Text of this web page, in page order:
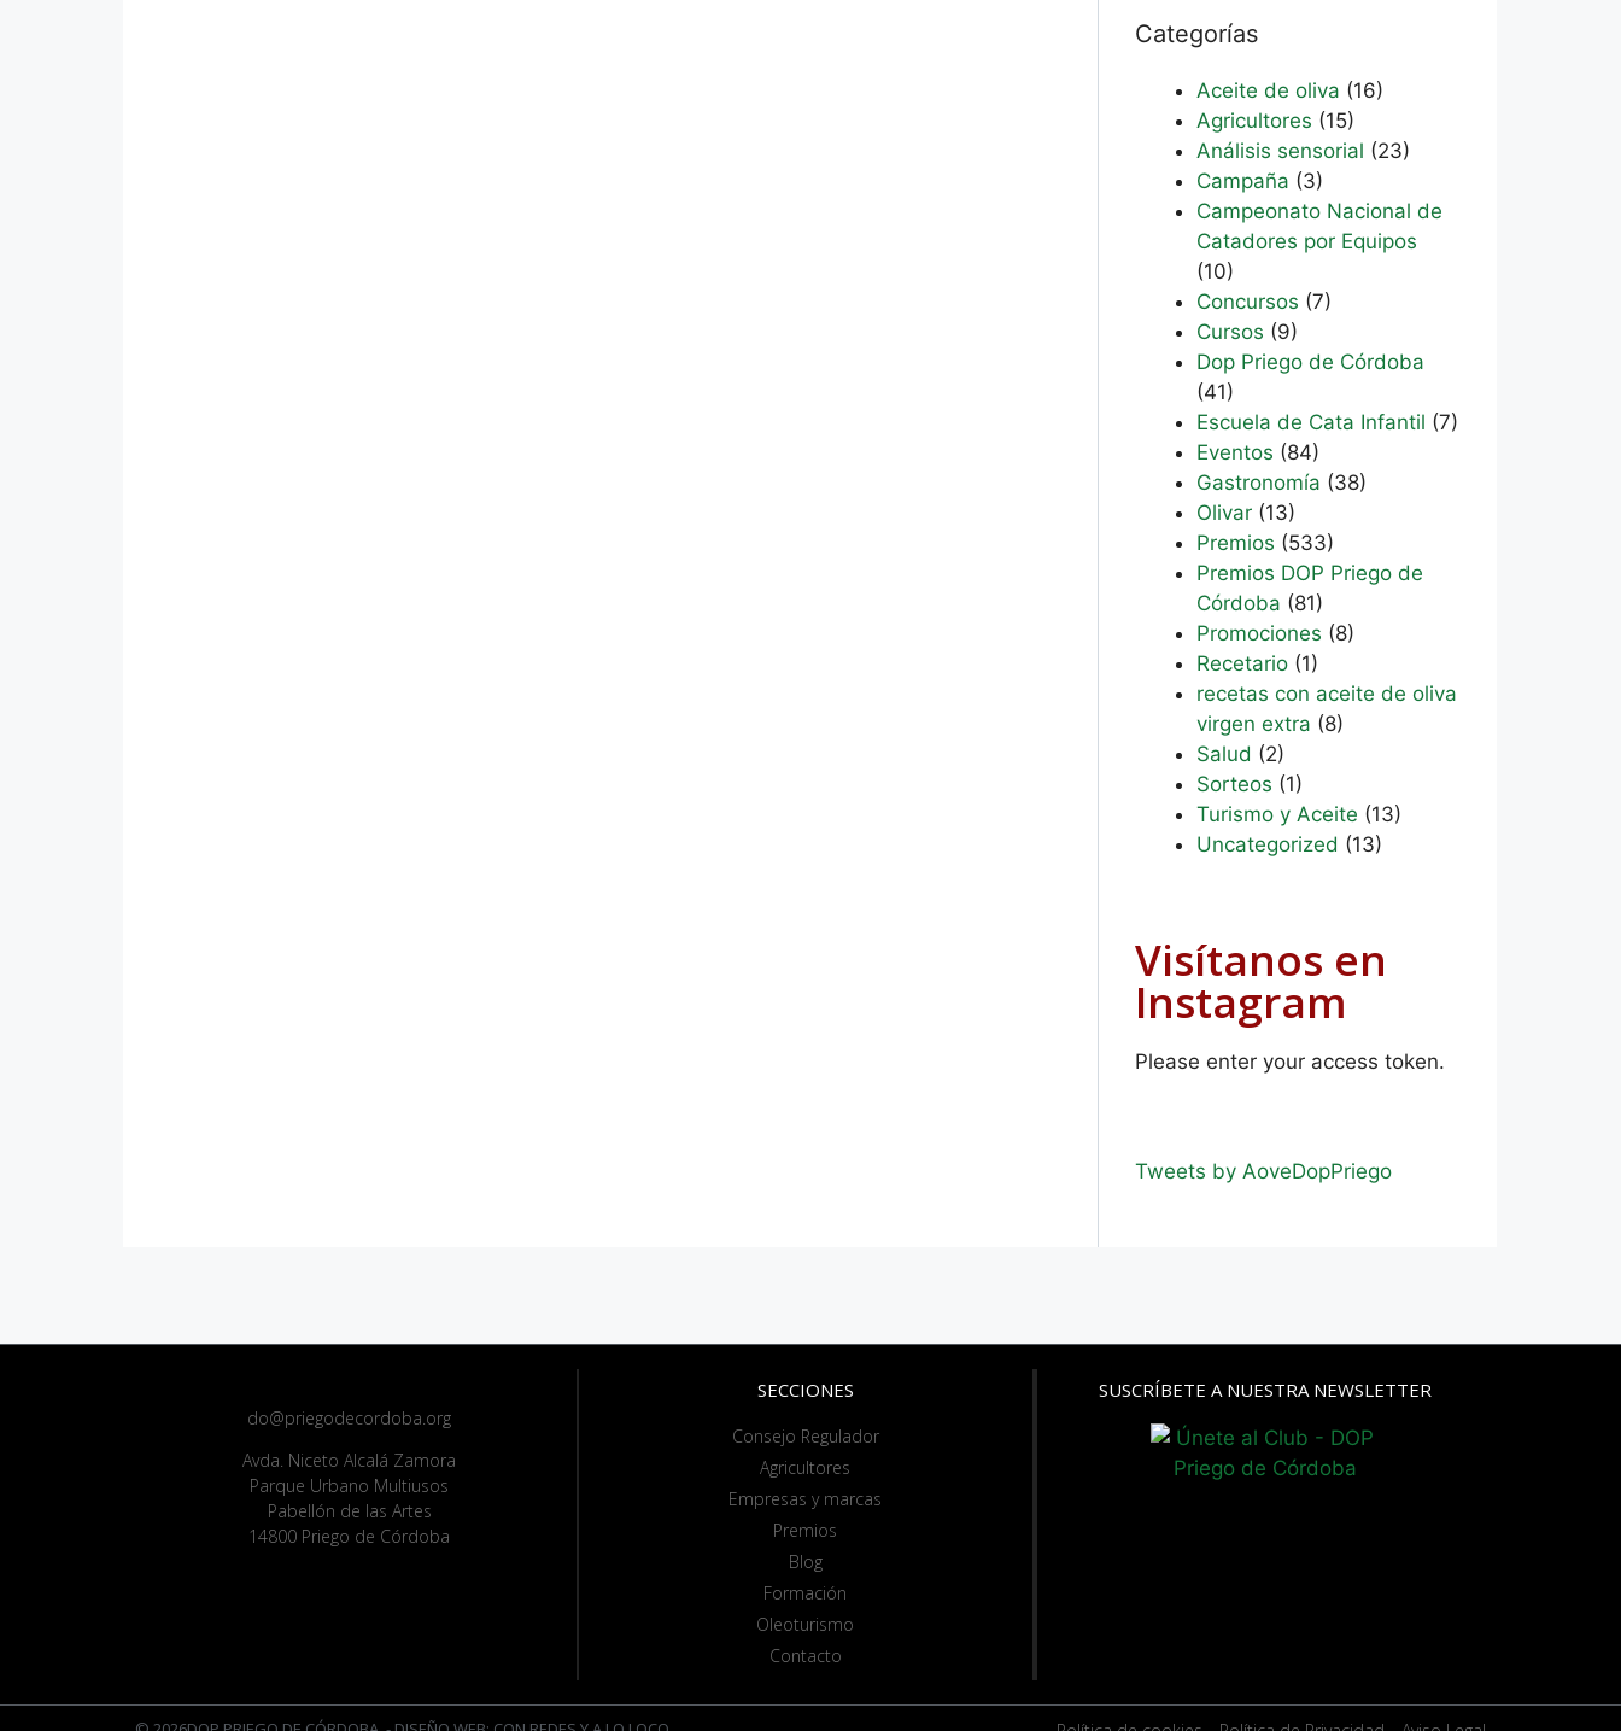
Categorías
Aceite de oliva (16)
Agricultores (15)
Análisis sensorial (23)
Campaña (3)
Campeonato Nacional de
Catadores por Equipos
(10)
Concursos (7)
Cursos (9)
Dop Priego de Córdoba
(41)
Escuela de Cata Infantil (7)
Eventos (84)
Gastronomía (38)
Olivar(13)
Premios (533)
Premios DOP Priego de
Córdoba (81)
Promociones (8)
Recetario(1)
recetas con aceite de oliva
virgen extra (8)
Salud (2)
Sorteos (1)
Turismo y Aceite (13)
Uncategorized (13)
Visítanos en
Instagram
Please enter your access token.
Tweets by AoveDopPriego
do@priegodecordoba.org
Avda. Niceto Alcalá Zamora
Parque Urbano Multiusos
Pabellón de las Artes
14800 Priego de Córdoba
SECCIONES
Consejo Regulador
Agricultores
Empresas y marcas
Premios
Blog
Formación
Oleoturismo
Contacto
SUSCRÍBETE A NUESTRA NEWSLETTER